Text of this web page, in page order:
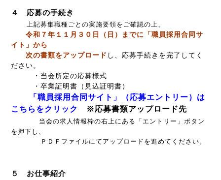
４ 応募の手続き
上記募集職種ごとの実施要領をご確認の上、
令和７年１１月３０日（日）までに「職員採用合同サ
イト」から
次の書類をアップロード し、応募手続きを完了してく
ださい。
・当会所定の応募様式
・卒業証明書（見込証明書）
「職員採用合同サイト」（応募エントリー）は
こちらをクリック
※応募書類アップロード先
当会の求人情報枠の右上にある「エントリー」ボタン
を押下し、
ＰＤＦファイルにてアップロードを進めてください。
５ お仕事紹介